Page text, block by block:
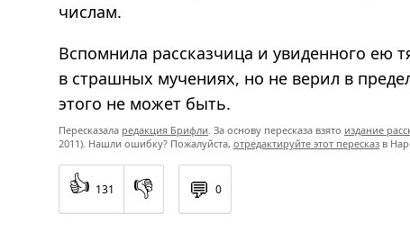
числам.
Вспомнила рассказчица и увиденного ею
в страшных мучениях, но не верил в
этого не может быть.
Пересказала редакция Брифли. За основу пересказа взято издание
2011). Нашли ошибку? Пожалуйста, отредактируйте этот пересказ в
👍 131 👎 💬 0